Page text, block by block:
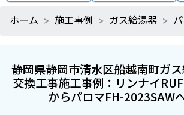
ホーム 施工事例 ガス給湯器
静岡県静岡市清水区船越南町ガ
交換工事施工事例：リンナイ
からパロマFH-2023SAW